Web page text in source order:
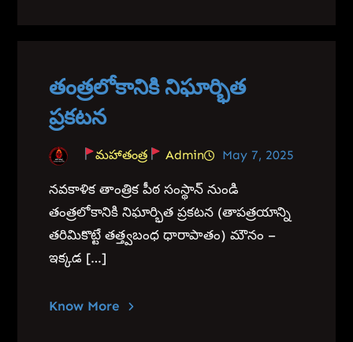
తంత్రలోకానికి నిఘార్భిత
ప్రకటన
మహాతంత్ర Admin May 7, 2025
నవకాళిక తాంత్రిక పీఠ సంస్థాన్ నుండి
తంత్రలోకానికి నిఘార్భిత ప్రకటన (తాపత్రయాన్ని
తరిమికొట్టే తత్త్వబంధ ధారాపాతం) మౌనం –
ఇక్కడ […]
Know More